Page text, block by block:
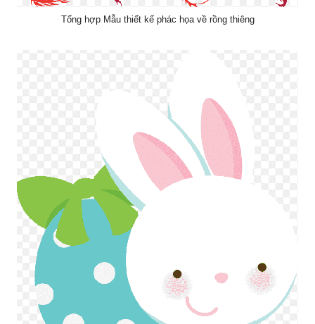
Tổng hợp Mẫu thiết kế phác họa về rồng thiêng